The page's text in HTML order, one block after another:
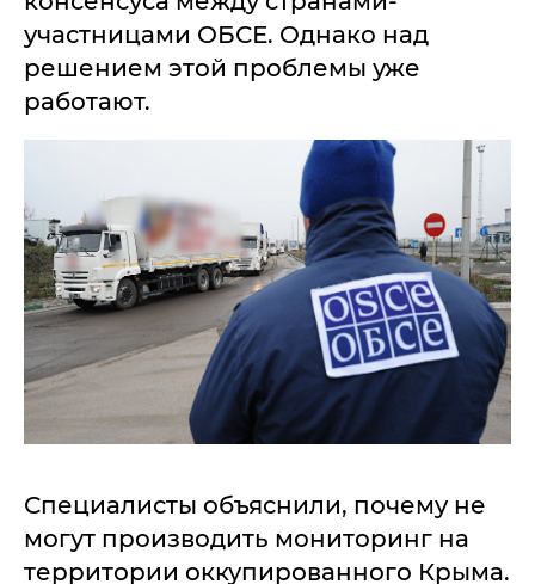
участницами ОБСЕ. Однако над
решением этой проблемы уже
работают.
Специалисты объяснили, почему не
могут производить мониторинг на
территории оккупированного Крыма.